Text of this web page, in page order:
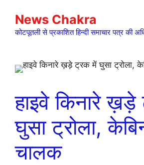
content
News Chakra
कोटपूतली से प्रकाशित हिन्दी समाचार पत्र की
हाइवे किनारे
घुसा ट्रोला,
चालक